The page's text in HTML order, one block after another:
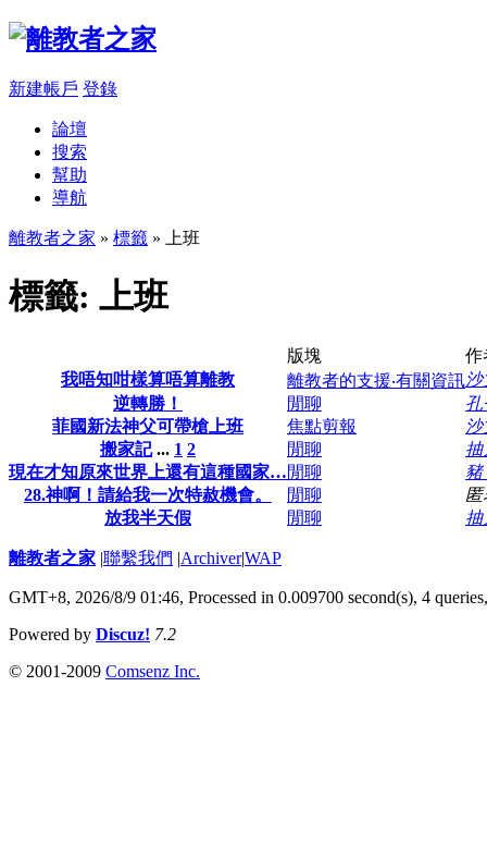
新建帳戶 登錄
論壇
搜索
幫助
導航
離教者之家 » 標籤 » 上班
標籤: 上班
版塊
作
我唔知咁樣算唔算離教
離教者的支援‧有關資訊沙
逆轉勝！
閒聊
孔
菲國新法神父可帶槍上班
焦點剪報
沙
搬家記 ... 1 2 閒聊
抽
現在才知原來世界上還有這種國家…閒聊
豬
28.神啊！請給我一次特赦機會。
閒聊
匿
放我半天假
閒聊 抽
離教者之家 |聯繫我們 |Archiver|WAP
GMT+8, 2026/8/9 01:46, Processed in 0.009700 second(s), 4
Powered by Discuz! 7.2
© 2001-2009 Comsenz Inc.